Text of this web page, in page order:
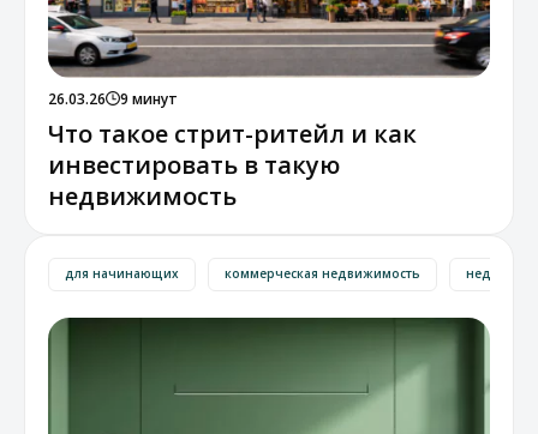
26.03.26 9 минут
Что такое стрит-ритейл и как
инвестировать в такую
недвижимость
для начинающих коммерческая недвижимость